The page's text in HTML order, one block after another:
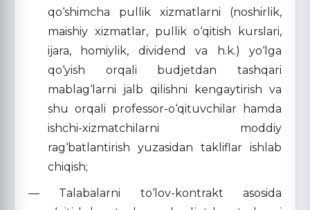
qo‘shimcha pullik xizmatlarni (noshirlik,
maishiy xizmatlar, pullik o‘qitish kurslari,
ijara, homiylik, dividend va h.k.) yo‘lga
qo‘yish orqali budjetdan tashqari
mablag‘larni jalb qilishni kengaytirish va
shu orqali professor-o‘qituvchilar hamda
ishchi-xizmatchilarni moddiy
rag‘batlantirish yuzasidan takliflar ishlab
chiqish;
— Talabalarni to‘lov-kontrakt asosida